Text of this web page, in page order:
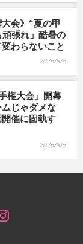
会》“夏の甲
張れ」酷暑の
わらないこと
2026/8/5
権大会」開幕
じゃダメな
催に固執す
2026/8/5